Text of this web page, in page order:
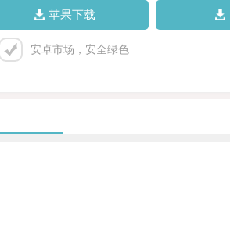
苹果下载
安卓市场，安全绿色